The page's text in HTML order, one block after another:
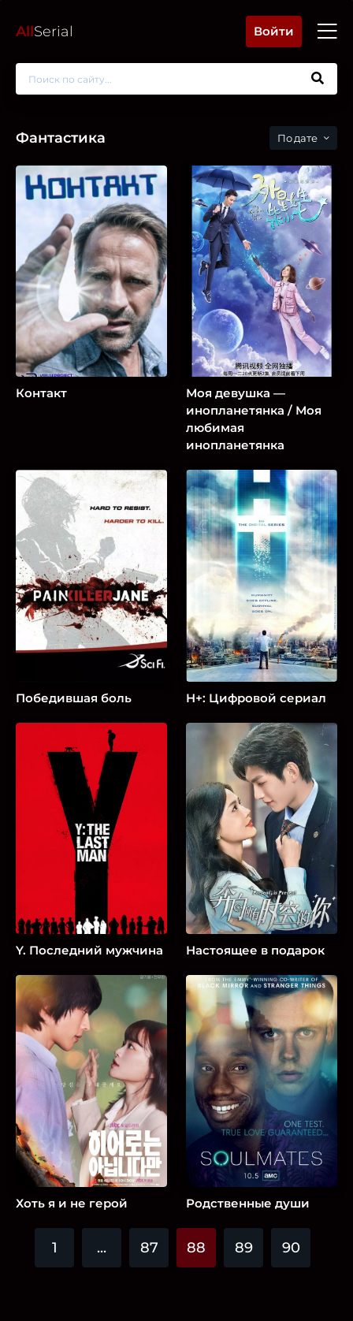
AllSerial Войти
Фантастика дате
Контакт
Моя девушка —
инопланетянка / Моя
любимая
инопланетянка
Победившая боль H+: Цифровой сериал
Y. Последний мужчина Настоящее в подарок
Хоть я и не герой Родственные души
1 ... 87 88 89 90